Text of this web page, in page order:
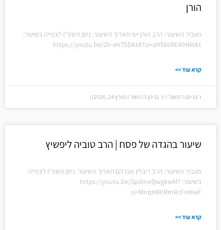
הורן
מעביר השיעור: הרב הורן ישי תאריך השיעור: ניסן תשפ"ו לצפייה בשיעור:
https://youtu.be/2h-imT5DAt8?si=aiYfdilRE4lHNVkt
קרא עוד >>
ו׳ בניסן ה׳תשפ״ו (ו׳ בניסן ה׳תשפ״ו (מרץ 24, 2026))
שיעור בהגדה של פסח | הרב טוביה ליפשיץ
מעביר השיעור: הרב ריבלין אברהם תאריך השיעור: ניסן תשפ"ו לצפייה
בשיעור: https://youtu.be/SpdmeQwgkwM?
si=MnqHBIlRmRcFnMwF
קרא עוד >>